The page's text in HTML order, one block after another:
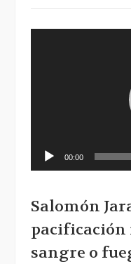
00:00
Salomón
pacificación
sangre o